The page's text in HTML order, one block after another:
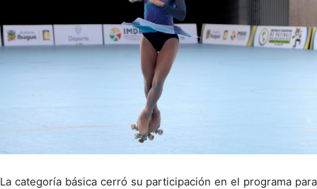
La categoría básica cerró su participación en el programa para